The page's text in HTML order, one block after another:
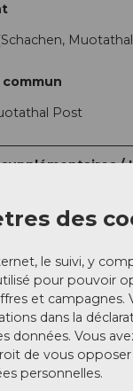
Post
/
tourismus/
peuvent être
disponibles à
des
le suivi, y
pour pouvoir
et campagnes.
dans la
données. Vous
de vous
personnelles.